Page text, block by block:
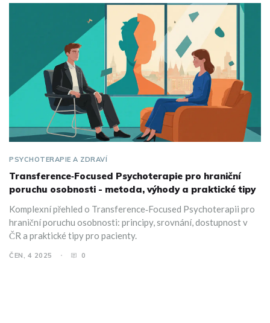
PSYCHOTERAPIE A ZDRAVÍ
Transference‑Focused Psychoterapie pro hraniční
poruchu osobnosti - metoda, výhody a praktické tipy
Komplexní přehled o Transference‑Focused Psychoterapii pro
hraniční poruchu osobnosti: principy, srovnání, dostupnost v
ČR a praktické tipy pro pacienty.
ČEN, 4 2025 0